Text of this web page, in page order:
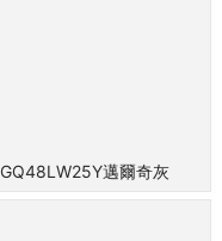
GQ48LW25Y邁爾奇灰